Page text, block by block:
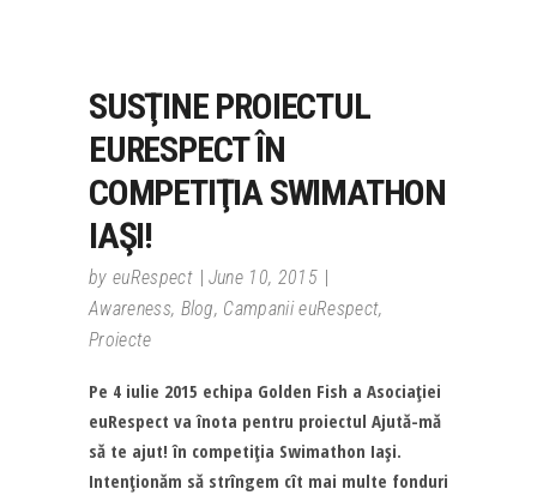
SUSŢINE PROIECTUL
EURESPECT ÎN
COMPETIŢIA SWIMATHON
IAŞI!
by euRespect
June 10, 2015
Awareness, Blog, Campanii euRespect,
Proiecte
Pe 4 iulie 2015 echipa Golden Fish a Asociaţiei
euRespect va înota pentru proiectul Ajută-mă
să te ajut! în competiţia Swimathon Iaşi.
Intenţionăm să strîngem cît mai multe fonduri